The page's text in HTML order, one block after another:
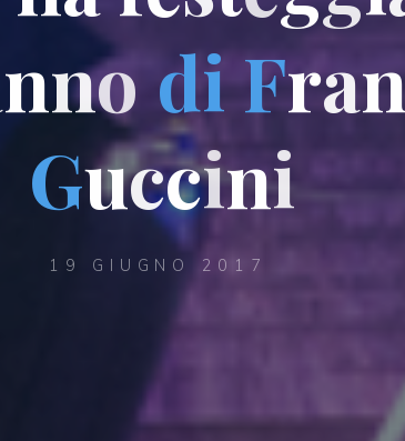
nno diFra
Guccini
19 GIUGNO 2017